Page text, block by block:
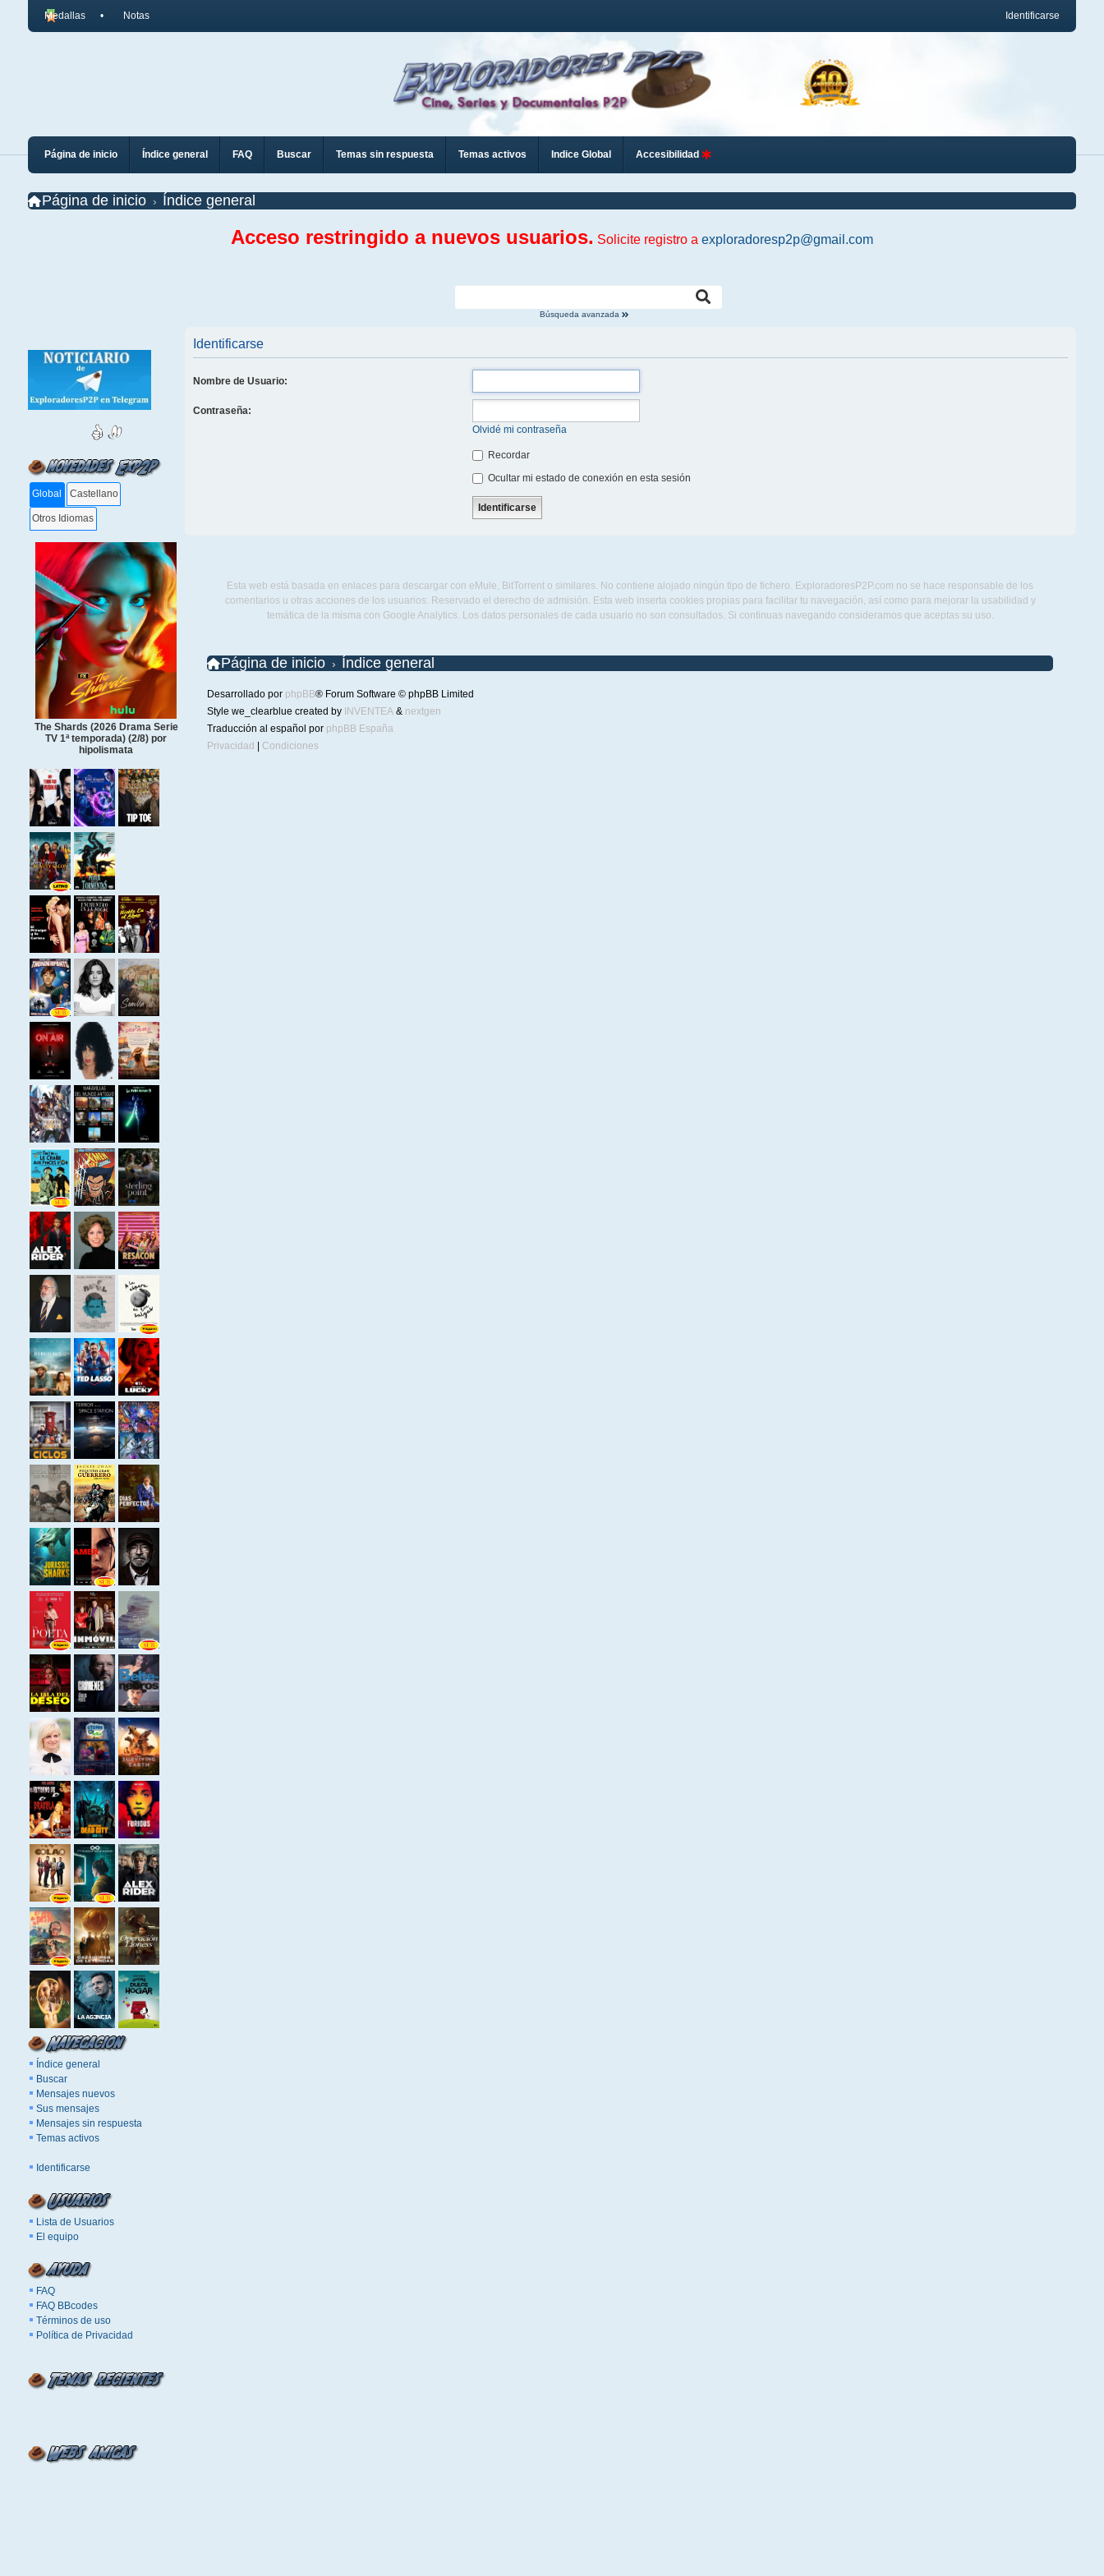
Identificarse
Medallas Notas
Página de inicio Índice general FAQ Buscar Temas sin respuesta Temas activos Indice Global Accesibilidad
Página de inicio Índice general
Acceso restringido a nuevos usuarios. Solicite registro a exploradoresp2p@gmail.com
Búsqueda avanzada
Global Castellano
Otros Idiomas
The Shards (2026 Drama Serie
TV 1ª temporada) (2/8) por
hipolismata
Índice general
Buscar
Mensajes nuevos
Sus mensajes
Mensajes sin respuesta
Temas activos
Identificarse
Lista de Usuarios
El equipo
FAQ
FAQ BBcodes
Términos de uso
Política de Privacidad
Identificarse
Nombre de Usuario:
Contraseña:
Olvidé mi contraseña
Recordar
Ocultar mi estado de conexión en esta sesión
Esta web está basada en enlaces para descargar con eMule, BitTorrent o similares. No contiene alojado ningún tipo de fichero. ExploradoresP2P.com no se hace responsable de los
comentarios u otras acciones de los usuarios. Reservado el derecho de admisión. Esta web inserta cookies propias para facilitar tu navegación, así como para mejorar la usabilidad y
temática de la misma con Google Analytics. Los datos personales de cada usuario no son consultados. Si continuas navegando consideramos que aceptas su uso.
Página de inicio Índice general
Desarrollado por phpBB® Forum Software © phpBB Limited
Style we_clearblue created by INVENTEA& nextgen
Traducción al español por phpBB España
Privacidad
Condiciones